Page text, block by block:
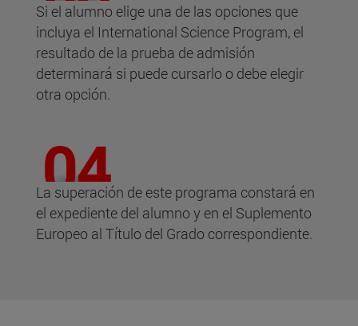
Si el alumno elige una de las opciones que
incluya el International Science Program, el
resultado de la prueba de admisión
determinará si puede cursarlo o debe elegir
otra opción.
La superación de este programa constará en
el expediente del alumno y en el Suplemento
Europeo al Título del Grado correspondiente.